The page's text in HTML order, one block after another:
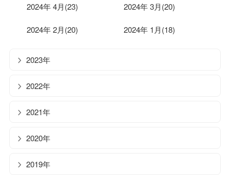
2024年 4月(23) 2024年 3月(20)
2024年 2月(20) 2024年 1月(18)
2023年
2022年
2021年
2020年
2019年